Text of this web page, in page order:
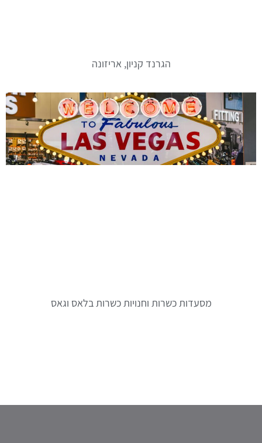
הגרנד קניון, אריזונה
מסעדות כשרות וחנויות כשרות בלאס וגאס